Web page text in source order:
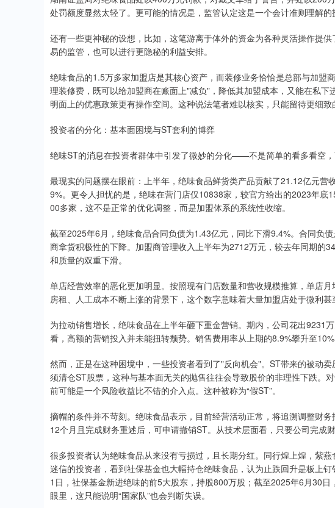
处罚额度显然太轻了。更可能的情况是，监管认定这是一个会计准则理解的
还有一些更神秘的设想，比如，这笔游离于体外的资金为各种灵活操作提
易的监管，也可以进行更隐秘的利益安排。
绝味食品的1.5万多家加盟店是其核心资产，而装修业务恰恰是总部与加盟
理装修费，既可以给加盟商在账面上"减负"，降低其加盟成本，又能在私
明面上的优惠政策更有操作空间。这种说法笔者难以核实，只能留待更细致
投资者的分化：基本面困境与ST套利的博弈
绝味ST的消息在投资者群体中引发了微妙的分化——不是简单的看多看空，
最现实的问题摆在眼前：上半年，绝味食品鲜货类产品贡献了21.12亿元营
9%。更令人担忧的是，绝味在营门店仅10838家，较官方给出的2023年
00多家，这不是正常的优化调整，而是加盟体系的系统性收缩。
截至2025年6月，绝味食品合同负债为1.43亿元，同比下滑9.4%。合同负
商拿货积极性的下降。加盟商管理收入上半年为2712万元，较去年同期的
和质量的双重下滑。
单店经营效率的恶化更加明显。按照现有门店数量和营收规模推算，单店
房租、人工成本不断上涨的背景下，这个数字意味着大量加盟店处于微利甚
为拉动销售增长，绝味食品在上半年砸下重金营销。期内，公司花出9231
看，高额的营销投入并未能扭转颓势。销售费用率从上期的8.9%攀升至
然而，正是在这种困境中，一些投资者看到了"反向机会"。ST带来的被动
须清仓ST股票，这种与基本面无关的抛售往往会导致股价的非理性下跌。
前可能是一个风险收益比不错的介入点。这种被称为“假ST”。
摘帽的条件并不苛刻。绝味食品表示，目前经营活动正常，将追溯调整财
12个月且完成财务重述后，可申请撤销ST。从技术层面看，只要公司完成
很多投资者认为绝味食品从来没有亏损过，且长期分红。同行煌上煌，紫
迷信的投资者，看到社保基金也大幅持仓绝味食品，认为止跌回升是板上
1日，社保基金新进绝味的前5大股东，持股800万股；截至2025年6月30
眼里，这只能说明“国家队”也会判断失误。